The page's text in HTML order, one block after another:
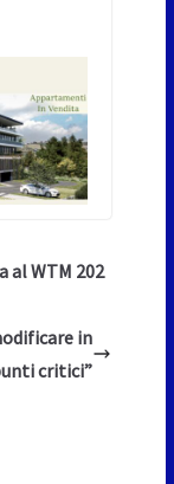
al WTM 202
in
critici”